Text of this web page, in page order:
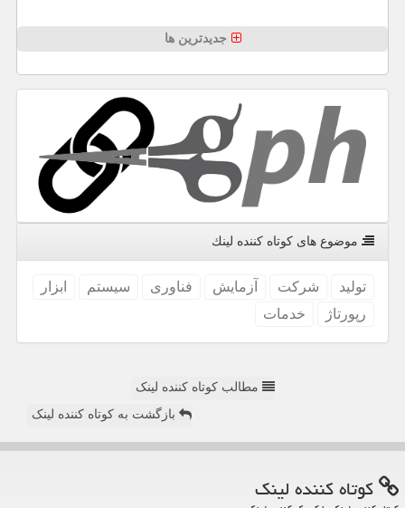
جدیدترین ها
موضوع های كوتاه كننده لینك
تولید شركت آزمایش فناوری سیستم
ابزار
رپورتاژ
خدمات
مطالب کوتاه کننده لینک
بازگشت به کوتاه کننده لینک
كوتاه كننده لینك